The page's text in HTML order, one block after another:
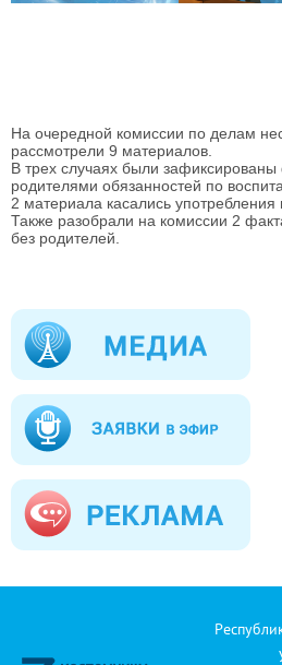
На очередной комиссии по делам
рассмотрели 9 материалов.
В трех случаях были
родителями обязанностей по
2 материала касались употребления
Также разобрали на комиссии 2
без родителей.